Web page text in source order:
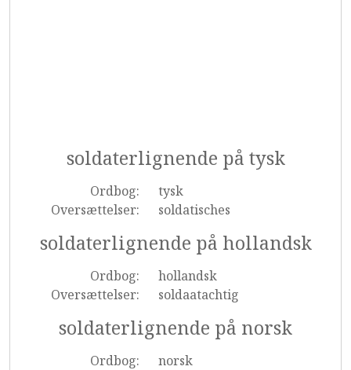
soldaterlignende på tysk
Ordbog:
tysk
Oversættelser:
soldatisches
soldaterlignende på hollandsk
Ordbog:
hollandsk
Oversættelser:
soldaatachtig
soldaterlignende på norsk
Ordbog:
norsk